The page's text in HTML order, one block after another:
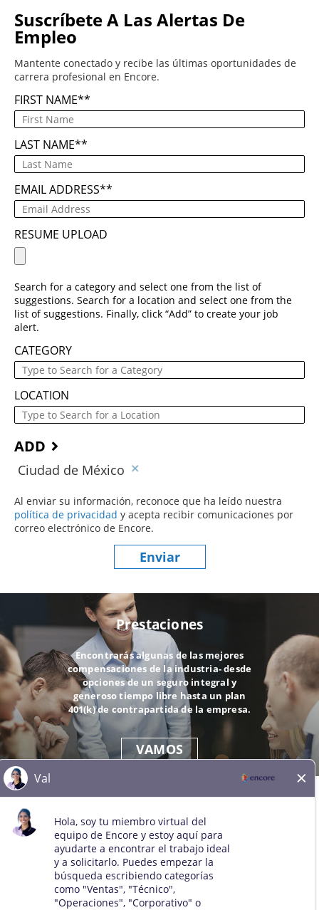
Suscríbete A Las Alertas De
Empleo
Mantente conectado y recibe las últimas oportunidades de
carrera profesional en Encore.
FIRST NAME*
LAST NAME*
EMAIL ADDRESS*
RESUME UPLOAD
Search for a category and select one from the list of
suggestions. Search for a location and select one from the
list of suggestions. Finally, click “Add” to create your job
alert.
CATEGORY
LOCATION
ADD
Ciudad de México
Al enviar su información, reconoce que ha leído nuestra
política de privacidad (este contenido se abre en una nueva
y acepta recibir comunicaciones por
correo electrónico de Encore.
Enviar
Prestaciones
Encontrarás algunas de las mejores
compensaciones de la industria- desde
opciones de un seguro integral y
generoso tiempo libre hasta un plan
401(k) de contrapartida de la empresa.
VAMOS
© 2026 Todos los derechos reservados. Todas las marcas
comerciales de terceros se mantienen como propiedad de sus
respectivos dueños. Todos los solicitantes cualificados serán
considerados para el puesto sin distinción de raza, color, sexo,
orientación sexual, identidad de género, religión, nacionalidad,
discapacidad, condición de veterano, edad, estado civil,